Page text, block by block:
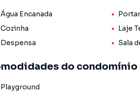
com hidromassagem e cascata
área de serviço
em um dos residenciais mais
para Venda em região valorizada do
Água Encanada
Cozinha
Laje
Despensa
Sala
do condomínio
Playground